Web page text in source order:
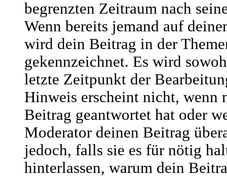
begrenzten Zeitraum nach
Wenn bereits jemand auf
wird dein Beitrag in der
gekennzeichnet. Es wird
letzte Zeitpunkt der
Hinweis erscheint nicht, wenn
Beitrag geantwortet hat oder
Moderator deinen Beitrag
jedoch, falls sie es für nötig
hinterlassen, warum dein